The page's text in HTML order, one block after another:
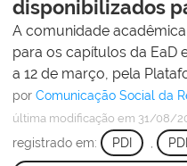
disponibilizados
A comunidade
para os capítulos da EaD
a 12 de março, pela
por Comunicação Social da
última modificação em 31/08/
registrado em: PDI